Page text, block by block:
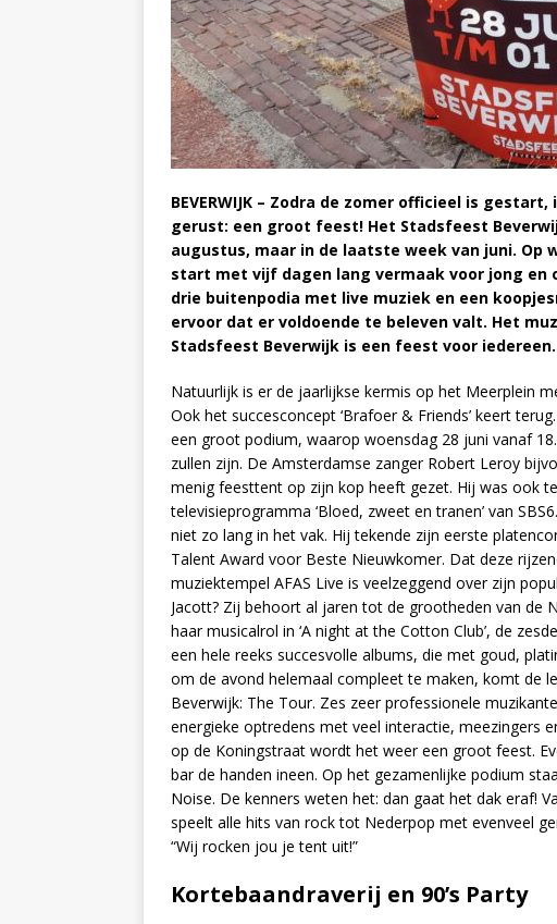
BEVERWIJK – Zodra de zomer officieel is
gerust: een groot feest! Het Stadsfeest
augustus, maar in de laatste week van juni. Op
start met vijf dagen lang vermaak voor jong en
drie buitenpodia met live muziek en een
ervoor dat er voldoende te beleven valt. Het
Stadsfeest Beverwijk is een feest voor
Natuurlijk is er de jaarlijkse kermis op het Meerplein
Ook het succesconcept ‘Brafoer & Friends’ keert
een groot podium, waarop woensdag 28 juni vanaf
zullen zijn. De Amsterdamse zanger Robert Leroy
menig feesttent op zijn kop heeft gezet. Hij was ook
televisieprogramma ‘Bloed, zweet en tranen’ van
niet zo lang in het vak. Hij tekende zijn eerste
Talent Award voor Beste Nieuwkomer. Dat deze
muziektempel AFAS Live is veelzeggend over zijn
Jacott? Zij behoort al jaren tot de grootheden van de
haar musicalrol in ‘A night at the Cotton Club’, de
een hele reeks succesvolle albums, die met goud,
om de avond helemaal compleet te maken, komt de
Beverwijk: The Tour. Zes zeer professionele
energieke optredens met veel interactie, meezingers
op de Koningstraat wordt het weer een groot feest.
bar de handen ineen. Op het gezamenlijke podium
Noise. De kenners weten het: dan gaat het dak eraf!
speelt alle hits van rock tot Nederpop met evenveel
“Wij rocken jou je tent uit!”
Kortebaandraverij en 90’s Party